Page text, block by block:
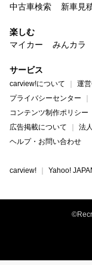
中古車検索
新車見
楽しむ
マイカー
みんカラ
サービス
carview!について 運
プライバシーセンター
コンテンツ制作ポリシー
広告掲載について
法
ヘルプ・お問い合わせ
carview! Yahoo!